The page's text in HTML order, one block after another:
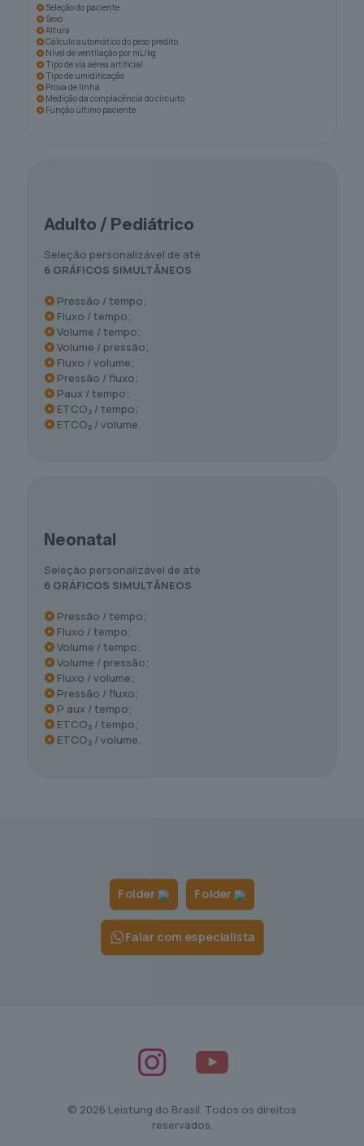
Seleção do paciente
Sexo
Altura
Cálculo automático do peso predito
Nível de ventilação por mL/kg
Tipo de via aérea artificial
Tipo de umidificação
Prova de linha
Medição da complacência do circuito
Função último paciente
Adulto / Pediátrico
Seleção personalizável de até
6 GRÁFICOS SIMULTÂNEOS
Pressão / tempo;
Fluxo / tempo;
Volume / tempo;
Volume / pressão;
Fluxo / volume;
Pressão / fluxo;
Paux / tempo;
ETCO₂ / tempo;
ETCO₂ / volume.
Neonatal
Seleção personalizável de até
6 GRÁFICOS SIMULTÂNEOS
Pressão / tempo;
Fluxo / tempo;
Volume / tempo;
Volume / pressão;
Fluxo / volume;
Pressão / fluxo;
P aux / tempo;
ETCO₂ / tempo;
ETCO₂ / volume.
Folder Folder
Falar com especialista
© 2026 Leistung do Brasil. Todos os direitos
reservados.